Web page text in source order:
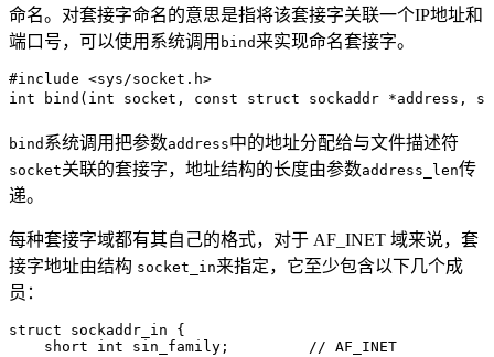
命名。对套接字命名的意思是指将该套接字关联一个IP地址和
端口号，可以使用系统调用 bind 来实现命名套接字。
#include <sys/socket.h>
int bind ( int socket , const struct sockaddr *address ,
bind 系统调用把参数address中的地址分配给与文件描述符
socket关联的套接字，地址结构的长度由参数address_len传
递。
每种套接字域都有其自己的格式，对于 AF_INET 域来说，套
接字地址由结构 socket_in来指定，它至少包含以下几个成
员：
struct sockaddr_in {
    short
int sin_family;
         // AF_INET